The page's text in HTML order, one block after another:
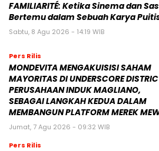
FAMILIARITÉ: Ketika Sinema dan
Bertemu dalam Sebuah Karya
Sabtu, 8 Agu 2026 - 14:19 WIB
Pers Rilis
MONDEVITA MENGAKUISISI SAHAM
MAYORITAS DI UNDERSCORE
PERUSAHAAN INDUK MAGLIANO,
SEBAGAI LANGKAH KEDUA DALAM
MEMBANGUN PLATFORM MEREK
Jumat, 7 Agu 2026 - 09:32 WIB
Pers Rilis